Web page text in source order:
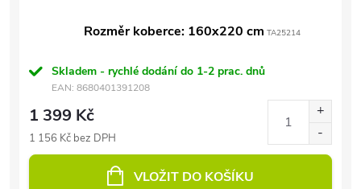
Rozměr koberce: 160x220 cm TA25214
Skladem - rychlé dodání do 1-2 prac. dnů
EAN: 8680401391208
1 399 Kč
1 156 Kč bez DPH
VLOŽIT DO KOŠÍKU